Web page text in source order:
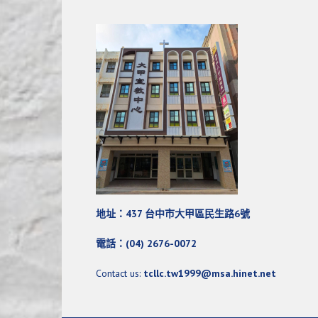
地址：437 台中市大甲區民生路6號
電話：(04) 2676-0072
Contact us: tcllc.tw1999@msa.hinet.net